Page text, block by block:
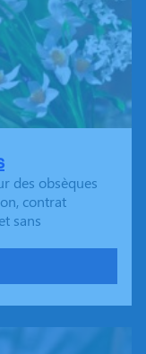
des obsèques
contrat
sans